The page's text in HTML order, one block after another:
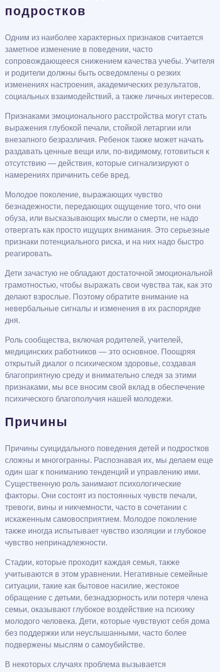
подростков
Одним из наиболее характерных признаков считается
заметное изменение в поведении, часто
сопровождающееся снижением качества учебы. Учителя
и родители должны быть осведомлены о резких
изменениях настроения, академических результатов,
социальных взаимодействий, а также личных интересов.
Признаками эмоционального расстройства могут стать
выражения глубокой печали, стойкой летаргии или
внезапного безразличия. Ребенок также может начать
раздавать ценные вещи или, по-видимому, готовиться к
отсутствию — действия, которые сигнализируют о
намерениях причинить себе вред.
Молодое поколение, выражающих чувство
безнадежности, передающих ощущение того, что они
обуза, или высказывающих мысли о смерти, не надо
отвергать как просто ищущих внимания. Это серьезные
признаки потенциального риска, и на них надо быстро
реагировать.
Дети зачастую не обладают достаточной эмоциональной
грамотностью, чтобы выражать свои чувства так, как это
делают взрослые. Поэтому обратите внимание на
невербальные сигналы и изменения в их распорядке
дня.
Роль сообщества, включая родителей, учителей,
медицинских работников — это основное. Поощряя
открытый диалог о психическом здоровье, создавая
благоприятную среду и внимательно следя за этими
признаками, мы все вносим свой вклад в обеспечение
психического благополучия нашей молодежи.
Причины
Причины суицидального поведения детей и подростков
сложны и многогранны. Распознавая их, мы делаем еще
один шаг к пониманию тенденций и управлению ими.
Существенную роль занимают психологические
факторы. Они состоят из постоянных чувств печали,
тревоги, вины и никчемности, часто в сочетании с
искаженным самовосприятием. Молодое поколение
также иногда испытывает чувство изоляции и глубокое
чувство непринадлежности.
Стадии, которые проходит каждая семья, также
учитываются в этом уравнении. Негативные семейные
ситуации, такие как бытовое насилие, жестокое
обращение с детьми, безнадзорность или потеря члена
семьи, оказывают глубокое воздействие на психику
молодого человека. Дети, которые чувствуют себя дома
без поддержки или неуслышанными, часто более
подвержены мыслям о самоубийстве.
В некоторых случаях проблема вызывается